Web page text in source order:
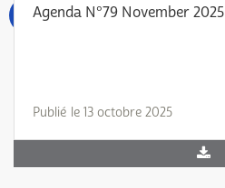
Agenda N°79 November 2025
Publié le 13 octobre 2025